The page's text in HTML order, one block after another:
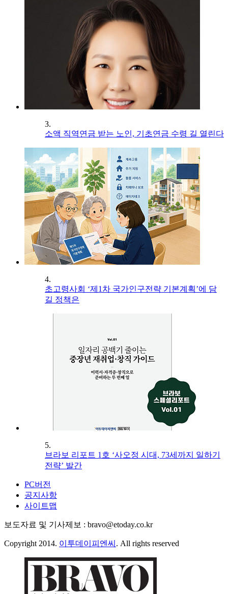
3.
소액 직역연금 받는 노인, 기초연금 수령 길 열린다
4.
초고령사회 ‘제1차 국가인구전략 기본계획’에 담
길 정책은
5.
브라보 리포트 1호 ‘사오정 시대, 73세까지 일하기
전략’ 발간
PC버전
공지사항
사이트맵
보도자료 및 기사제보 : bravo@etoday.co.kr
Copyright 2014. 이투데이피엔씨 . All rights reserved